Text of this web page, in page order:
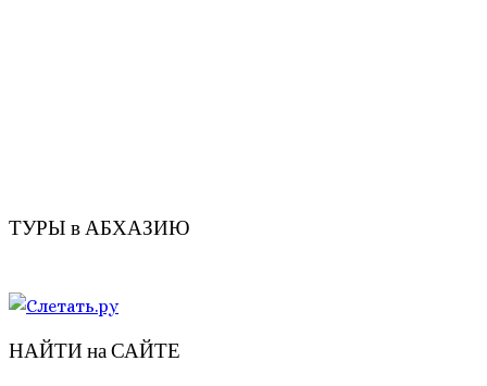
ТУРЫ в АБХАЗИЮ
НАЙТИ на САЙТЕ